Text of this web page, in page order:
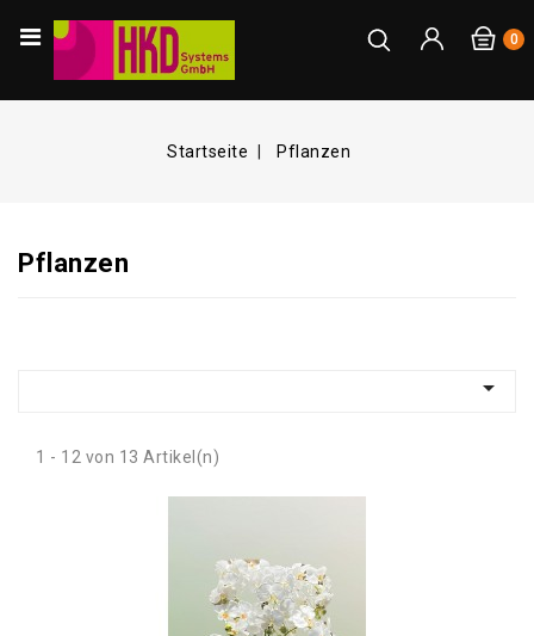
0
Startseite Pflanzen
Pflanzen

1 - 12 von 13 Artikel(n)